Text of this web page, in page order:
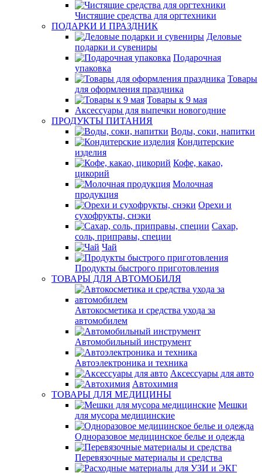
Чистящие средства для оргтехники
ПОДАРКИ И ПРАЗДНИК
Деловые
подарки и сувениры
Подарочная
упаковка
Товары
для оформления праздника
Товары к 9 мая
Аксессуары для выпечки новогодние
ПРОДУКТЫ ПИТАНИЯ
Воды, соки, напитки
Кондитерские
изделия
Кофе, какао,
цикорий
Молочная
продукция
Орехи и
сухофрукты, снэки
Сахар,
соль, приправы, специи
Чай
Продукты быстрого приготовления
ТОВАРЫ ДЛЯ АВТОМОБИЛЯ
Автокосметика и средства ухода за
автомобилем
Автомобильный инструмент
Автоэлектроника и техника
Аксессуары для авто
Автохимия
ТОВАРЫ ДЛЯ МЕДИЦИНЫ
Мешки
для мусора медицинские
Одноразовое медицинское белье и одежда
Перевязочные материалы и средства